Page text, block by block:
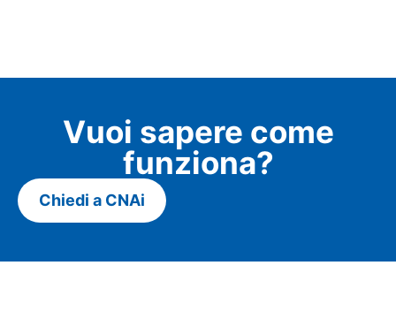
Vuoi sapere come
funziona?
Chiedi a CNAi